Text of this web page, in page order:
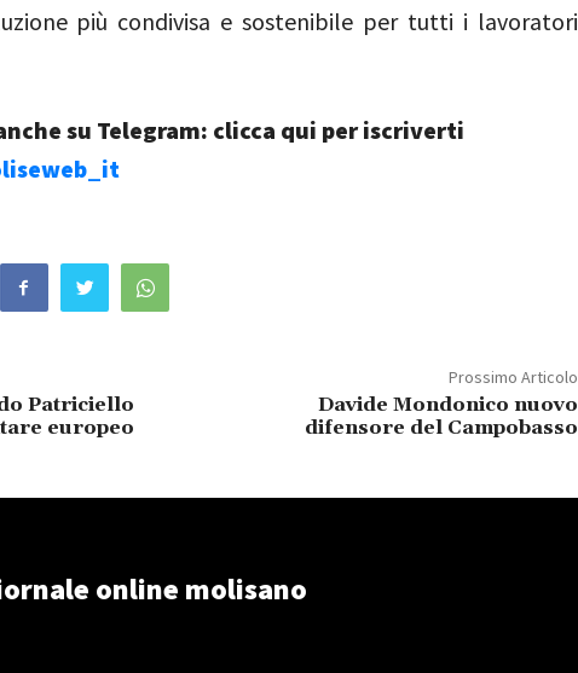
più condivisa e sostenibile per tutti i lavoratori
su Telegram: clicca qui per iscriverti
Patriciello
europeo
Prossimo Articolo
Davide Mondonico nuovo
difensore del Campobasso
online molisano